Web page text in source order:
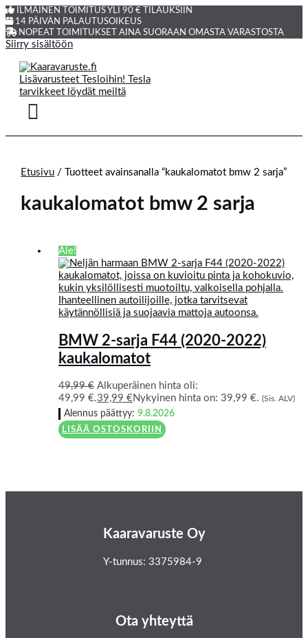
ILMAINEN TOIMITUS YLI 90 € TILAUKSIIN
14 PÄIVÄN PALAUTUSOIKEUS
NOPEAT TOIMITUKSET AINA SUORAAN OMASTA VARASTOSTA
Siirry sisältöön
Etusivu / Tuotteet avainsanalla “kaukalomatot bmw 2 sarja”
kaukalomatot bmw 2 sarja
Ale!
BMW 2-sarja F44 (2020-2022)
kaukalomatot
49,99€ Alkuperäinen hinta oli:
49,99 €.39,99€Nykyinen hinta on: 39,99 €. (Sis. ALV)
Alennus päättyy:9.8.2026
LISÄÄ OSTOSKORIIN
Kaaravaruste Oy
Y-tunnus: 3375984-9
Ota yhteyttä